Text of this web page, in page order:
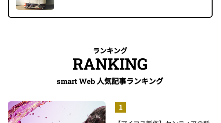
ランキング
RANKING
smart Web 人気記事ランキング